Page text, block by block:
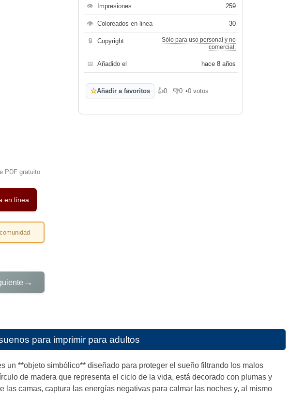
PDF gratuito
en línea
→
👁 Impresiones 259
👁 Coloreados en linea 30
🔒 Copyright
Sólo para uso personal y no
comercial.
📅 Añadido el hace 8 años
☆Añadir a favoritos 👍0
Me gusta
👎0
No me gusta
•0 votos
para imprimir para adultos
un **objeto simbólico** diseñado para proteger el sueño filtrando los malos
de madera que representa el ciclo de la vida, está decorado con plumas y
camas, captura las energías negativas para calmar las noches y, al mismo